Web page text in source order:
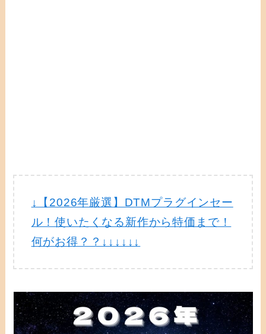
↓【2026年厳選】DTMプラグインセー
ル！使いたくなる新作から特価まで！
何がお得？？↓↓↓↓↓↓